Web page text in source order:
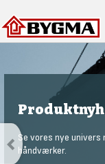
Se vores nye
håndværker.